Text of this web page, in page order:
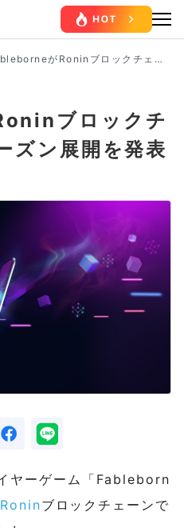
がRoninブロックチェー
ブロックチ
ズン展開を発表
ヤーゲーム「Fableborn
Roninブロックチェーンで